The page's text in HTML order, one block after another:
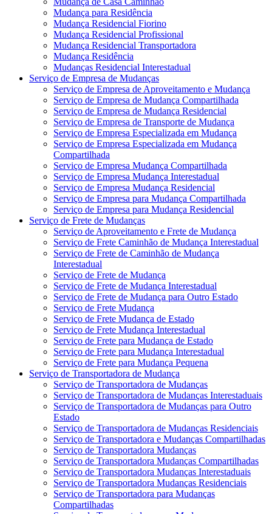
Mudança para Residência
Mudança Residencial Fiorino
Mudança Residencial Profissional
Mudança Residencial Transportadora
Mudança Residência
Mudanças Residencial Interestadual
Serviço de Empresa de Mudanças
Serviço de Empresa de Aproveitamento e Mudança
Serviço de Empresa de Mudança Compartilhada
Serviço de Empresa de Mudança Residencial
Serviço de Empresa de Transporte de Mudança
Serviço de Empresa Especializada em Mudança
Serviço de Empresa Especializada em Mudança
Compartilhada
Serviço de Empresa Mudança Compartilhada
Serviço de Empresa Mudança Interestadual
Serviço de Empresa Mudança Residencial
Serviço de Empresa para Mudança Compartilhada
Serviço de Empresa para Mudança Residencial
Serviço de Frete de Mudanças
Serviço de Aproveitamento e Frete de Mudança
Serviço de Frete Caminhão de Mudança Interestadual
Serviço de Frete de Caminhão de Mudança
Interestadual
Serviço de Frete de Mudança
Serviço de Frete de Mudança Interestadual
Serviço de Frete de Mudança para Outro Estado
Serviço de Frete Mudança
Serviço de Frete Mudança de Estado
Serviço de Frete Mudança Interestadual
Serviço de Frete para Mudança de Estado
Serviço de Frete para Mudança Interestadual
Serviço de Frete para Mudança Pequena
Serviço de Transportadora de Mudança
Serviço de Transportadora de Mudanças
Serviço de Transportadora de Mudanças Interestaduais
Serviço de Transportadora de Mudanças para Outro
Estado
Serviço de Transportadora de Mudanças Residenciais
Serviço de Transportadora e Mudanças Compartilhadas
Serviço de Transportadora Mudanças
Serviço de Transportadora Mudanças Compartilhadas
Serviço de Transportadora Mudanças Interestaduais
Serviço de Transportadora Mudanças Residenciais
Serviço de Transportadora para Mudanças
Compartilhadas